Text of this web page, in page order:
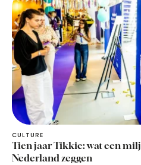
CULTURE
Tien jaar Tikkie: wat een
Nederland zeggen